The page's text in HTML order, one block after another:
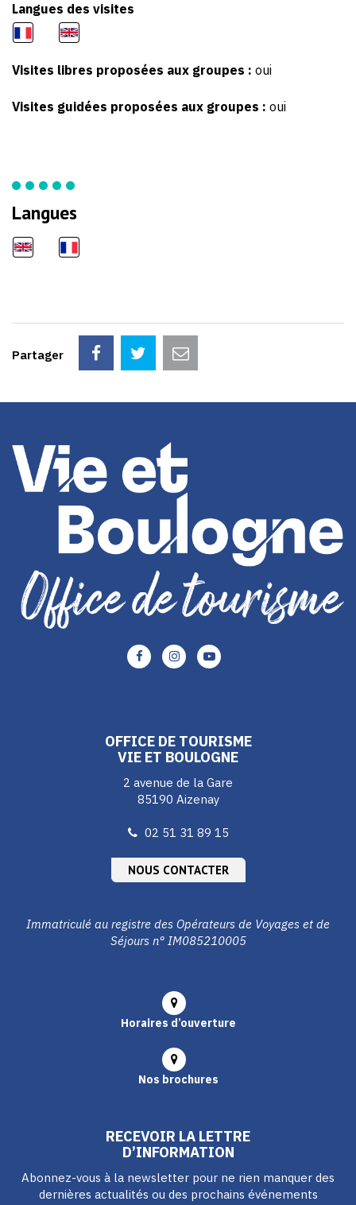
Langues des visites
Visites libres proposées aux groupes : oui
Visites guidées proposées aux groupes : oui
Langues
Partager
Lien
vers
Lien
vers
Lien
OFFICE DE TOURISME
VIE ET BOULOGNE
2 avenue de la Gare
85190 Aizenay
02 51 31 89 15
NOUS CONTACTER
Immatriculé au registre des Opérateurs de Voyages et de
Séjours n° IM085210005
Horaires d’ouverture
Nos brochures
RECEVOIR LA LETTRE
D’INFORMATION
Abonnez-vous à la newsletter pour ne rien manquer des
dernières actualités ou des prochains événements